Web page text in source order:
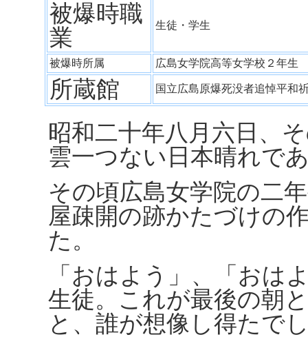
被爆時職
業
生徒・学生
被爆時所属 広島女学院高等女学校２年
所蔵館 国立広島原爆死没者追悼平
昭和二十年八月六日、
雲一つない日本晴れで
その頃広島女学院の二
屋疎開の跡かたづけの
た。
「おはよう」、「おは
生徒。これが最後の朝
と、誰が想像し得たで